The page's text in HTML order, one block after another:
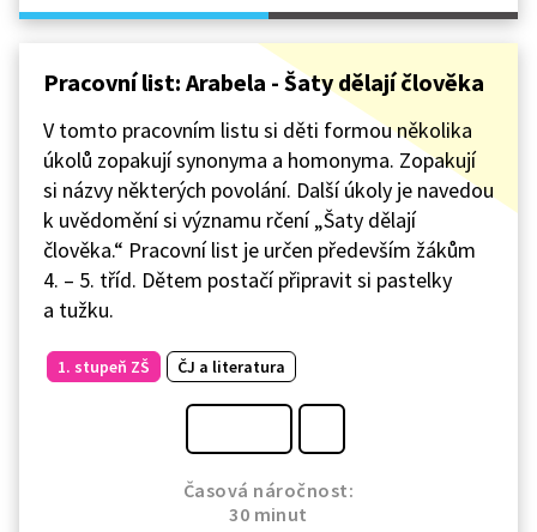
Pracovní list: Arabela - Šaty dělají člověka
V tomto pracovním listu si děti formou několika
úkolů zopakují synonyma a homonyma. Zopakují
si názvy některých povolání. Další úkoly je navedou
k uvědomění si významu rčení „Šaty dělají
člověka.“ Pracovní list je určen především žákům
4. – 5. tříd. Dětem postačí připravit si pastelky
a tužku.
1. stupeň ZŠ ČJ a literatura
Časová náročnost:
30 minut